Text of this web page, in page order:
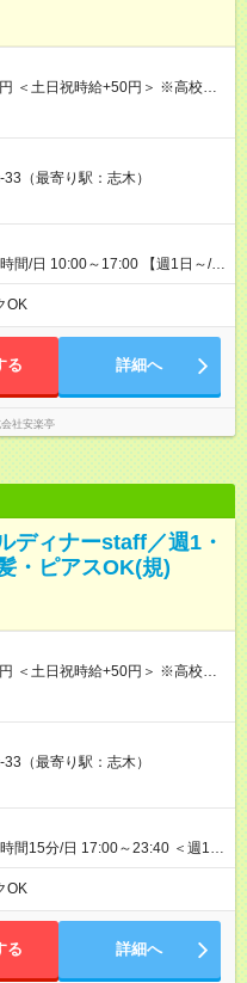
生
同じです。 ※最大12ヶ月の間
（最寄り駅：志木）
間/日 10:00～17:00 【週1日～/1
務ももちろん大歓迎！ 「子ど
チタイムだけ」 など、家庭の予
OK
る 詳細へ
社安楽亭
ィナーstaff／週1・
・ピアスOK(規)
生
同じです。 ※最大12ヶ月の間
（最寄り駅：志木）
間15分/日 17:00～23:40 ＜週1日
生は21:30までの勤務 ・シフ
先でOK◎ ・週1日もあれば週5日
て働けます！
OK
る 詳細へ